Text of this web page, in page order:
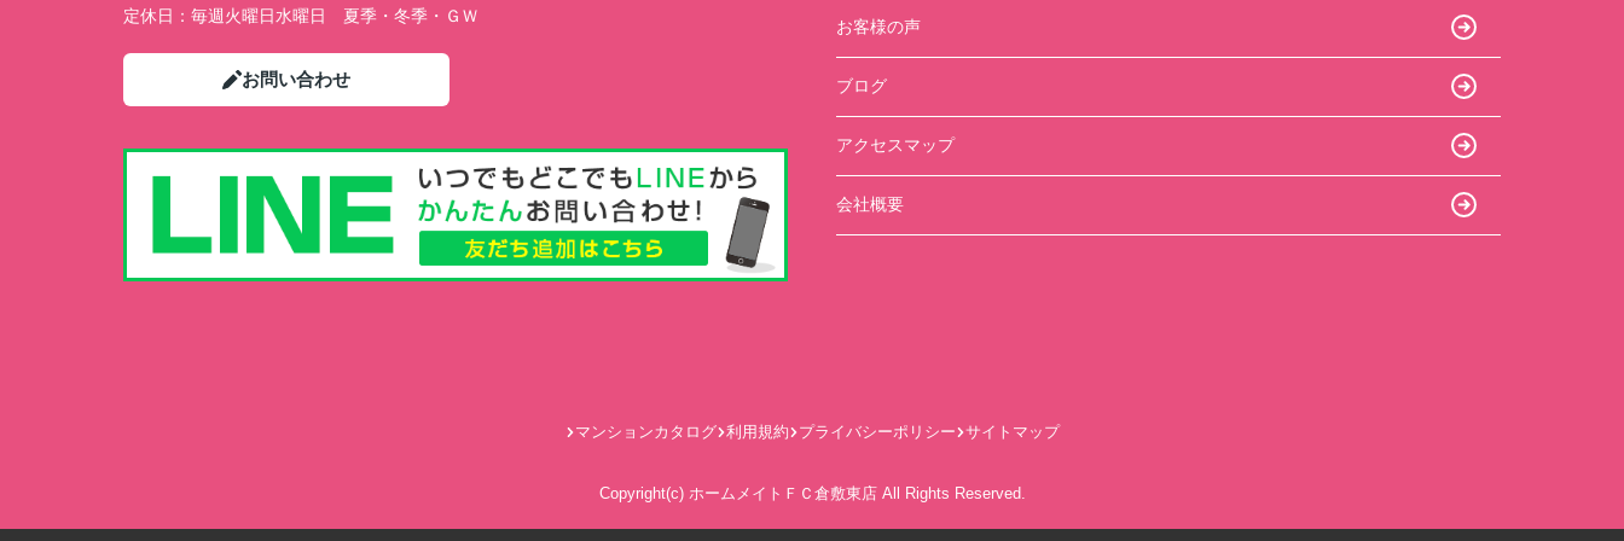
定休日： 毎週火曜日水曜日 夏季・冬季・ＧＷ
お問い合わせ
お客様の声
ブログ
アクセスマップ
会社概要
マンションカタログ 利用規約 プライバシーポリシー サイトマップ
Copyright(c) ホームメイトＦＣ倉敷東店 All Rights Reserved.